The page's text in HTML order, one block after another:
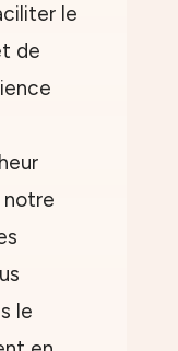
le
de
notre
le